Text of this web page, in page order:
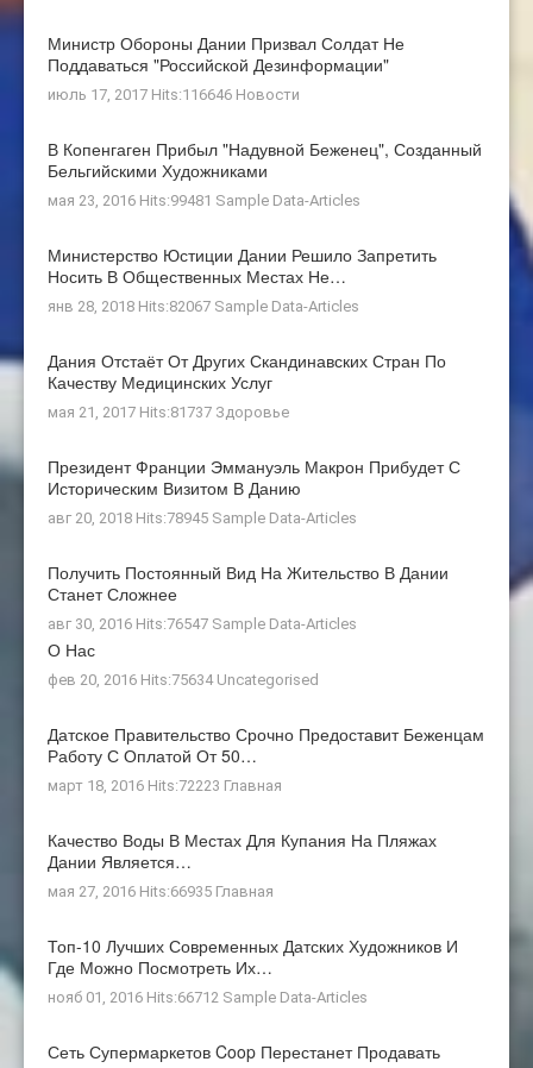
Министр Обороны Дании Призвал Солдат Не
Поддаваться "российской Дезинформации"
июль 17, 2017 Hits:116646 Новости
В Копенгаген Прибыл "Надувной Беженец", Созданный
Бельгийскими Художниками
мая 23, 2016 Hits:99481 Sample Data-Articles
Министерство Юстиции Дании Решило Запретить
Носить В Общественных Местах Не…
янв 28, 2018 Hits:82067 Sample Data-Articles
Дания Отстаёт От Других Скандинавских Стран По
Качеству Медицинских Услуг
мая 21, 2017 Hits:81737 Здоровье
Президент Франции Эммануэль Макрон Прибудет С
Историческим Визитом В Данию
авг 20, 2018 Hits:78945 Sample Data-Articles
Получить Постоянный Вид На Жительство В Дании
Станет Сложнее
авг 30, 2016 Hits:76547 Sample Data-Articles
О Нас
фев 20, 2016 Hits:75634 Uncategorised
Датское Правительство Срочно Предоставит Беженцам
Работу С Оплатой От 50…
март 18, 2016 Hits:72223 Главная
Качество Воды В Местах Для Купания На Пляжах
Дании Является…
мая 27, 2016 Hits:66935 Главная
Топ-10 Лучших Современных Датских Художников И
Где Можно Посмотреть Их…
нояб 01, 2016 Hits:66712 Sample Data-Articles
Сеть Супермаркетов Coop Перестанет Продавать